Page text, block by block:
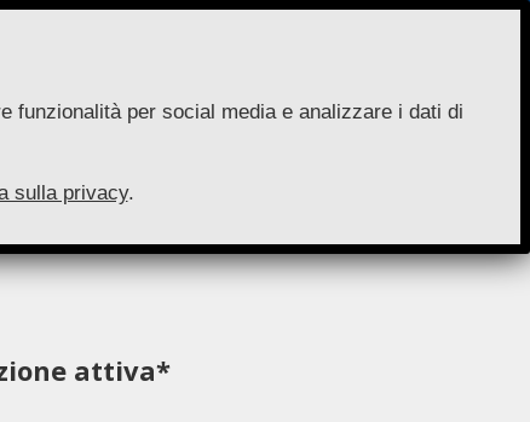
attiva*
funzionalità per social media e analizzare i dati di
sulla privacy.